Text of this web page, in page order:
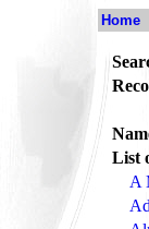
Home
List
A